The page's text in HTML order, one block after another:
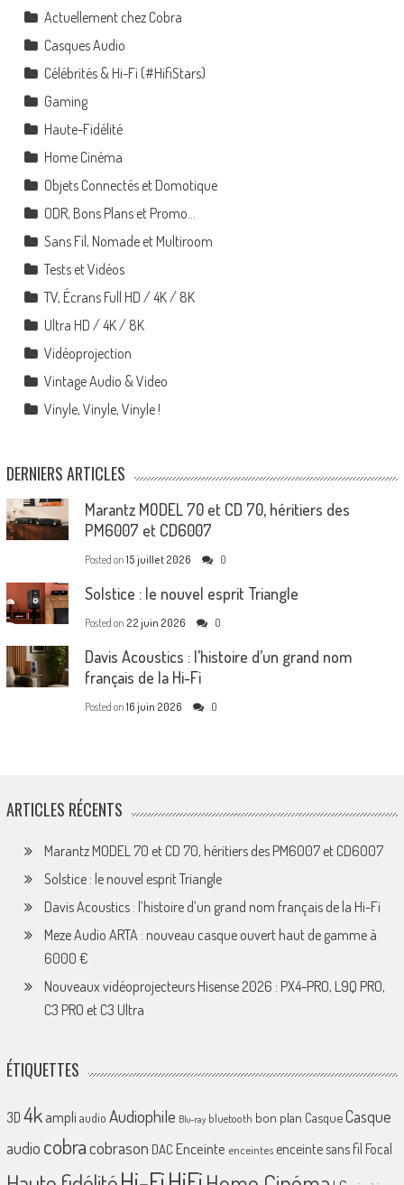
Actuellement chez Cobra
Casques Audio
Célébrités & Hi-Fi (#HifiStars)
Gaming
Haute-Fidélité
Home Cinéma
Objets Connectés et Domotique
ODR, Bons Plans et Promo…
Sans Fil, Nomade et Multiroom
Tests et Vidéos
TV, Écrans Full HD / 4K / 8K
Ultra HD / 4K / 8K
Vidéoprojection
Vintage Audio & Video
Vinyle, Vinyle, Vinyle !
DERNIERS ARTICLES
Marantz MODEL 70 et CD 70, héritiers des
PM6007 et CD6007
Posted on 15 juillet 2026 0
Solstice : le nouvel esprit Triangle
Posted on 22 juin 2026 0
Davis Acoustics : l’histoire d’un grand nom
français de la Hi-Fi
Posted on 16 juin 2026 0
ARTICLES RÉCENTS
Marantz MODEL 70 et CD 70, héritiers des PM6007 et CD6007
Solstice : le nouvel esprit Triangle
Davis Acoustics : l’histoire d’un grand nom français de la Hi-Fi
Meze Audio ARTA : nouveau casque ouvert haut de gamme à
6000 €
Nouveaux vidéoprojecteurs Hisense 2026 : PX4-PRO, L9Q PRO,
C3 PRO et C3 Ultra
ÉTIQUETTES
3D 4k ampliaudio Audiophile Blu-ray bluetooth bon plan CasqueCasque
audio cobracobrason DAC Enceinte enceintes enceinte sans fil Focal